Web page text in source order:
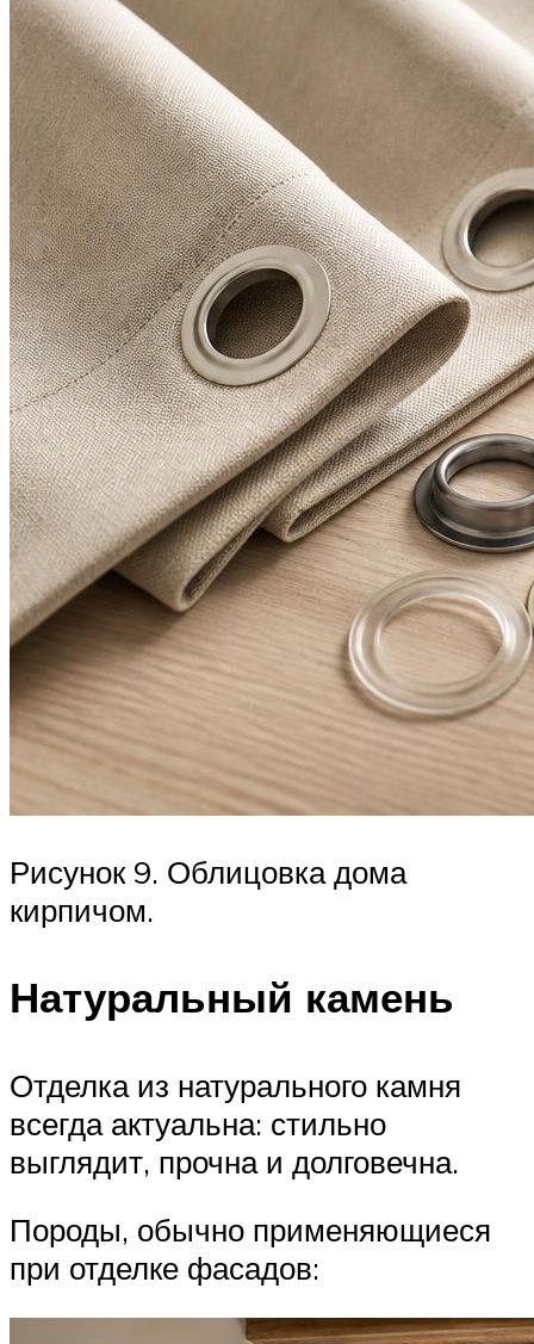
Рисунок 9. Облицовка дома
кирпичом.
Натуральный камень
Отделка из натурального камня
всегда актуальна: стильно
выглядит, прочна и долговечна.
Породы, обычно применяющиеся
при отделке фасадов: